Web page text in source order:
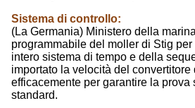
Sistema di controllo:
(La Germania) Ministero della
programmabile del moller di Stig
intero sistema di tempo e della
importato la velocità del convertitore
efficacemente per garantire la
standard.